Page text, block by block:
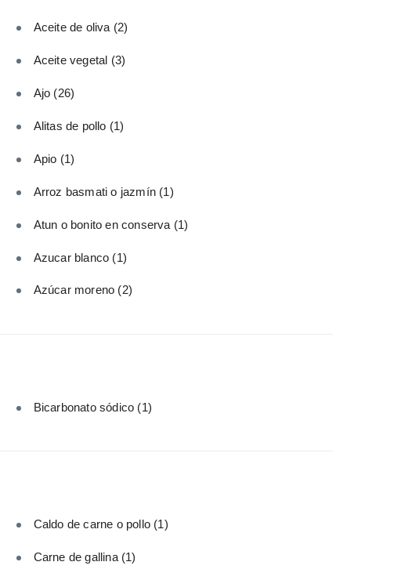
Aceite de oliva (2)
Aceite vegetal (3)
Ajo (26)
Alitas de pollo (1)
Apio (1)
Arroz basmati o jazmín (1)
Atun o bonito en conserva (1)
Azucar blanco (1)
Azúcar moreno (2)
Bicarbonato sódico (1)
Caldo de carne o pollo (1)
Carne de gallina (1)